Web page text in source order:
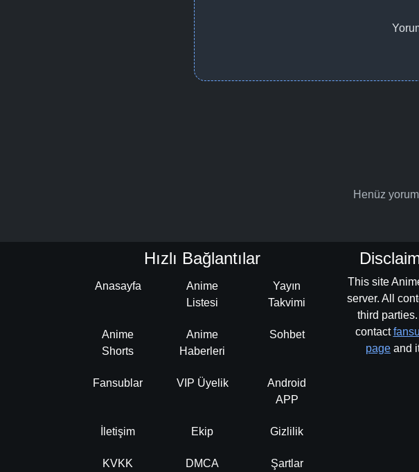
Henüz
Hızlı Bağlantılar
Anasayfa
Anime
Listesi
Yayın
Takvimi
Anime
Shorts
Anime
Haberleri
Sohbet
Fansublar VIP Üyelik
Android
APP
İletişim Ekip Gizlilik
KVKK DMCA Şartlar
This site
server. All
third
contact
page and